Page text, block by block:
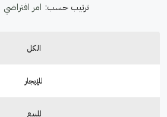
الكل
للإيجار
للبيع
ترتيب حسب: امر افتراضي